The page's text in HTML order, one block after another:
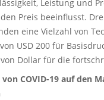
Leistung und
Preis beeinflusst.
eine Vielzahl von
USD 200 für
Dollar für die
COVID-19 auf den